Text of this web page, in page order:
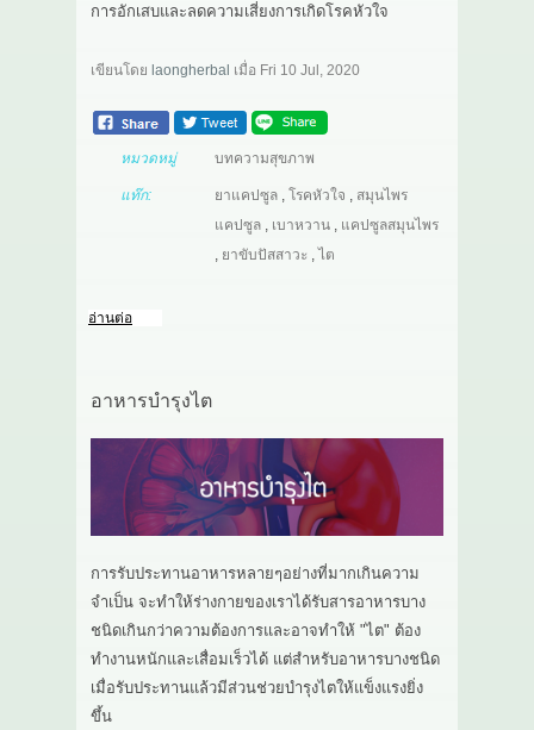
การอักเสบและลดความเสี่ยงการเกิดโรคหัวใจ
เขียนโดย laongherbal เมื่อ Fri 10 Jul, 2020
หมวดหมู่ บทความสุขภาพ
แท๊ก: ยาแคปซูล, โรคหัวใจ
สมุนไพร
แคปซูล, เบาหวาน,
แคปซูลสมุนไพร
ยาขับปัสสาวะ ,ไต
อ่านต่อ
อาหารบำรุงไต
การรับประทานอาหารหลายๆอย่างที่มากเกินความ
จำเป็น จะทำให้ร่างกายของเราได้รับสารอาหารบาง
ชนิดเกินกว่าความต้องการและอาจทำให้ "ไต" ต้อง
ทำงานหนักและเสื่อมเร็วได้ แต่สำหรับอาหารบางชนิด
เมื่อรับประทานแล้วมีส่วนช่วยบำรุงไตให้แข็งแรงยิ่ง
ขึ้น